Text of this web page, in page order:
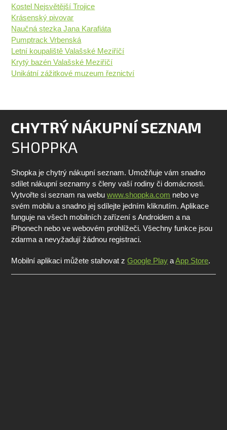
Kostel Nejsvětější Trojice
Krásenský pivovar
Naučná stezka Jana Karafiáta
Pumptrack Vrbenská
Letní koupaliště Valašské Meziříčí
Krytý bazén Valašské Meziříčí
Unikátní zážitkové muzeum řeznictví
CHYTRÝ NÁKUPNÍ SEZNAM
SHOPPKA
Shopka je chytrý nákupní seznam. Umožňuje vám snadno
sdílet nákupní seznamy s členy vaší rodiny či domácnosti.
Vytvořte si seznam na webuwww.shoppka.com nebo ve
svém mobilu a snadno jej sdílejte jedním kliknutím. Aplikace
funguje na všech mobilních zařízení s Androidem a na
iPhonech nebo ve webovém prohlížeči. Všechny funkce jsou
zdarma a nevyžadují žádnou registraci.
Mobilní aplikaci můžete stahovat zGoogle Play aApp Store.